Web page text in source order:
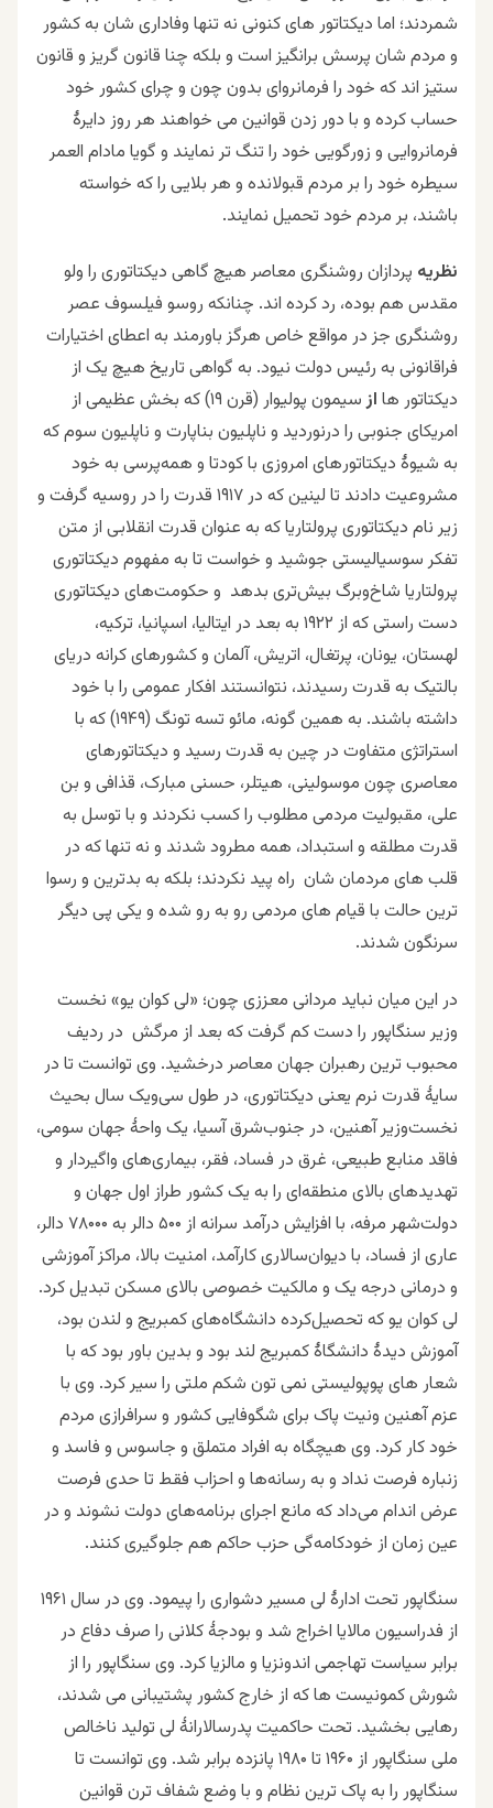
شمردند؛ اما دیکتاتور های کنونی نه تنها وفاداری شان به کشور
و مردم شان پرسش برانگیز است و بلکه چنا قانون گریز و قانون
ستیز اند که خود را فرمانروای بدون چون و چرای کشور خود
حساب کرده و با دور زدن قوانین می خواهند هر روز دایرۀ
فرمانروایی و زورگویی خود را تنگ تر نمایند و گویا مادام العمر
سیطره خود را بر مردم قبولانده و هر بلایی را که خواسته
باشند، بر مردم خود تحمیل نمایند.
نظریه پردازان روشنگری معاصر هیچ گاهی دیکتاتوری را ولو
مقدس هم بوده، رد کرده اند. چنانکه روسو فیلسوف عصر
روشنگری جز در مواقع خاص هرگز باورمند به اعطای اختیارات
فراقانونی به رئیس دولت نیود. به گواهی تاریخ هیچ یک از
دیکتاتور ها از
سیمون پولیوار (قرن ۱۹) که بخش عظیمی از
امریکای جنوبی را درنوردید و ناپلیون بناپارت و ناپلیون سوم که
به شیوۀ دیکتاتور‌های امروزی با کودتا و همه‌پرسی به خود
مشروعیت دادند تا لینین که در ۱۹۱۷ قدرت را در روسیه گرفت و
زیر نام دیکتاتوری پرولتاریا که به عنوان قدرت انقلابی از متن
تفکر سوسیالیستی جوشید و خواست تا به مفهوم دیکتاتوری
پرولتاریا شاخ‌و‌برگ بیش‌تری بدهد و حکومت‌های دیکتاتوری
دست راستی که از ۱۹۲۲ به بعد در ایتالیا، اسپانیا، ترکیه،
لهستان، یونان، پرتغال، اتریش، آلمان و کشورهای کرانه دریای
بالتیک به قدرت رسیدند، نتوانستند افکار عمومی را با خود
داشته باشند. به همین گونه، مائو تسه تونگ (۱۹۴۹) که با
استراتژی متفاوت در چین به قدرت رسید و دیکتاتورهای
معاصری چون موسولینی، هیتلر، حسنی مبارک، قذافی و بن
علی، مقبولیت مردمی مطلوب را کسب نکردند و با توسل به
قدرت مطلقه و استبداد، همه مطرود شدند و نه تنها که در
قلب های مردمان شان راه پید نکردند؛ بلکه به بدترین و رسوا
ترین حالت با قیام های مردمی رو به رو شده و یکی پی دیگر
سرنگون شدند.
در این میان نباید مردانی معززی چون؛ «لی کوان یو» نخست
وزیر سنگاپور را دست کم گرفت که بعد از مرگش در ردیف
محبوب ترین رهبران جهان معاصر درخشید. وی توانست تا در
سایۀ قدرت نرم یعنی دیکتاتوری، در طول سی‌و‌یک سال بحیث
نخست‌وزیر آهنین، در جنوب‌شرق آسیا، یک واحۀ جهان سومی،
فاقد منابع طبیعی، غرق در فساد، فقر، بیماری‌های واگیردار و
تهدیدهای بالای منطقه‌ای را به یک کشور طراز اول جهان و
دولت‌شهر مرفه، با افزایش درآمد سرانه از ۵۰۰ دالر به ۷۸۰۰۰ دالر،
عاری از فساد، با دیوان‌سالاری کارآمد، امنیت بالا، مراکز آموزشی
و درمانی درجه یک و مالکیت خصوصی بالای مسکن تبدیل کرد.
لی کوان یوکه تحصیل‌کرده دانشگاه‌های کمبریج و لندن بود،
آموزش دیدۀ دانشگاۀ کمبریج لند بود و بدین باور بود که با
شعار های پوپولیستی نمی تون شکم ملتی را سیر کرد. وی با
عزم آهنین ونیت پاک برای شگوفایی کشور و سرافرازی مردم
خود کار کرد. وی هیچگاه به افراد متملق و جاسوس و فاسد و
زنباره فرصت نداد و به رسانه‌ها و احزاب فقط تا حدی فرصت
عرض اندام می‌داد که مانع اجرای برنامه‌های دولت نشوند و در
عین زمان از خودکامه‌گی حزب حاکم هم جلوگیری کنند.
سنگاپور
تحت ادارۀ لی مسیر دشواری را پیمود. وی در سال ۱۹۶۱
از فدراسیون مالایا اخراج شد و بودجۀ کلانی را صرف دفاع در
برابر سیاست تهاجمی اندونزیا و مالزیا کرد. وی سنگاپور را از
شورش کمونیست ها که از خارج کشور پشتیبانی می شدند،
رهایی بخشید. تحت حاکمیت پدرسالارانۀ لی تولید ناخالص
ملی سنگاپور از ۱۹۶۰ تا ۱۹۸۰ پانزده برابر شد. وی توانست تا
سنگاپور را به پاک ترین نظام و با وضع شفاف ترن قوانین